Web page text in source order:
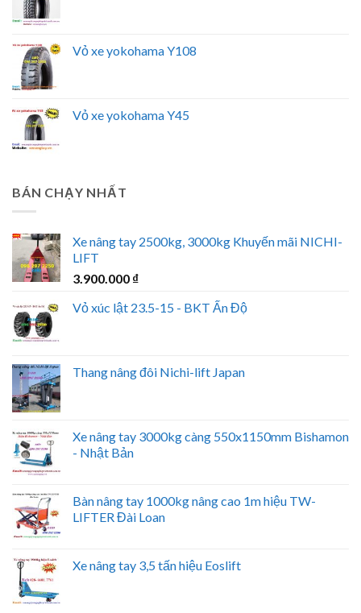
Vỏ xe yokohama Y108
Vỏ xe yokohama Y45
BÁN CHẠY NHẤT
Xe nâng tay 2500kg, 3000kg Khuyến mãi NICHI-
LIFT
3.900.000 ₫
Vỏ xúc lật 23.5-15 - BKT Ấn Độ
Thang nâng đôi Nichi-lift Japan
Xe nâng tay 3000kg càng 550x1150mm Bishamon
- Nhật Bản
Bàn nâng tay 1000kg nâng cao 1m hiệu TW-
LIFTER Đài Loan
Xe nâng tay 3,5 tấn hiệu Eoslift